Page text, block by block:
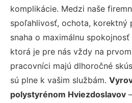
komplikácie. Medzi naše
spoľahlivosť, ochota, korektný
snaha o maximálnu
ktorá je pre nás vždy na
pracovníci majú dlhoročné
sú plne k vašim službám.
polystyrénom Hviezdoslavov